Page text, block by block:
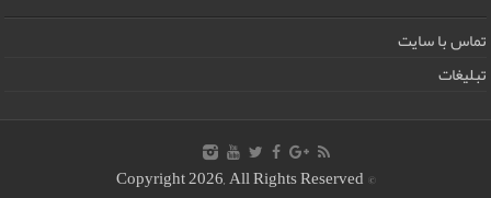
تماس با سایت
تبلیغات
© Copyright 2026, All Rights Reserved